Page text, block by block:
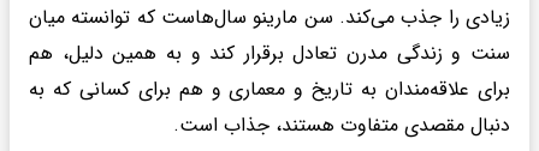
زیادی را جذب می‌کند. سن مارینو سال‌هاست که توانسته میان
سنت و زندگی مدرن تعادل برقرار کند و به همین دلیل، هم
برای علاقه‌مندان به تاریخ و معماری و هم برای کسانی که به
دنبال مقصدی متفاوت هستند، جذاب است.